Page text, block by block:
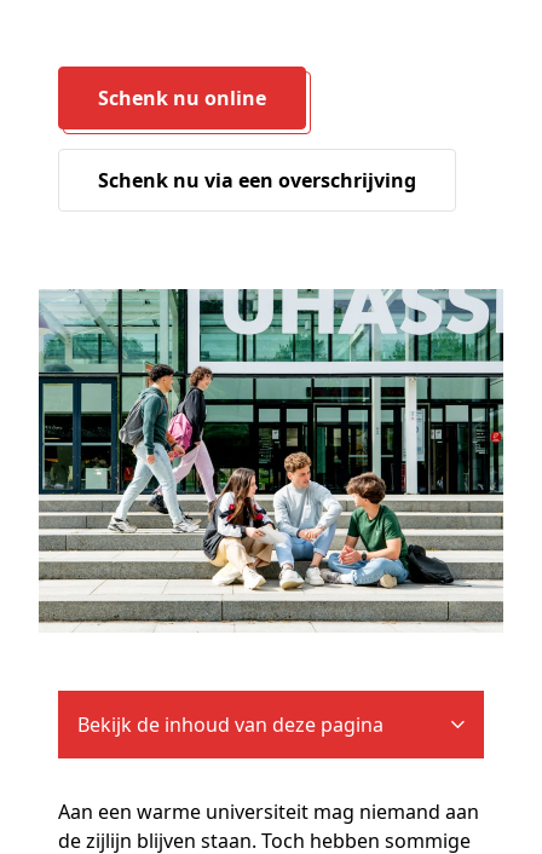
Schenk nu online
Schenk nu via een overschrijving
Bekijk de inhoud van deze pagina
Aan een warme universiteit mag niemand aan
de zijlijn blijven staan. Toch hebben sommige